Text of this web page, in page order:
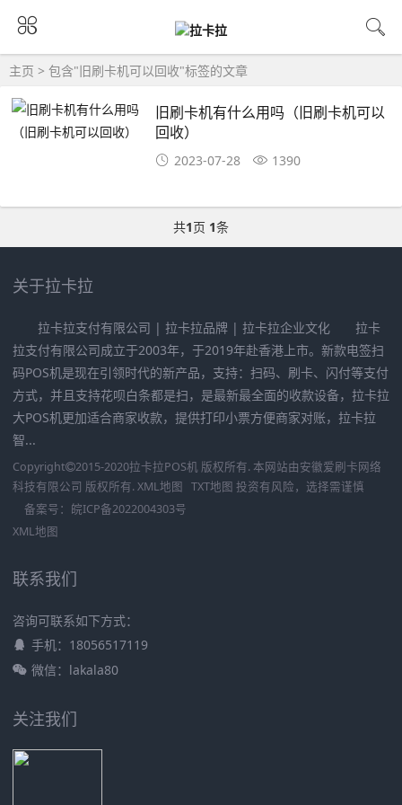
主页 > 包含"旧刷卡机可以回收"标签的文章
旧刷卡机有什么用吗（旧刷卡机可以
回收）
2023-07-28 1390
共1页 1条
关于拉卡拉
拉卡拉支付有限公司 | 拉卡拉品牌 | 拉卡拉企业文化 拉卡
拉支付有限公司成立于2003年，于2019年赴香港上市。新款电签扫
码POS机是现在引领时代的新产品，支持：扫码、刷卡、闪付等支付
方式，并且支持花呗白条都是扫，是最新最全面的收款设备，拉卡拉
大POS机更加适合商家收款，提供打印小票方便商家对账，拉卡拉
智...
Copyright 2015-2020拉卡拉POS机 版权所有. 本网站由安徽爱刷卡网络
科技有限公司 版权所有. XML地图 TXT地图 投资有风险，选择需谨慎
备案号： 皖ICP备2022004303号
XML地图
联系我们
咨询可联系如下方式：
手机：18056517119
微信：lakala80
关注我们